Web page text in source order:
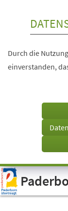
Visuelle
Assistenzsoftware
öffnen.
Durch die
einverstanden,